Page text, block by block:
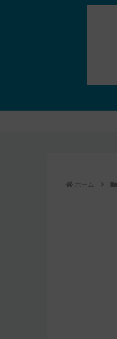
ホーム